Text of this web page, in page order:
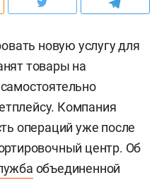
новую услугу для
товары на
Компания
операций уже после
центр. Об
объединенной